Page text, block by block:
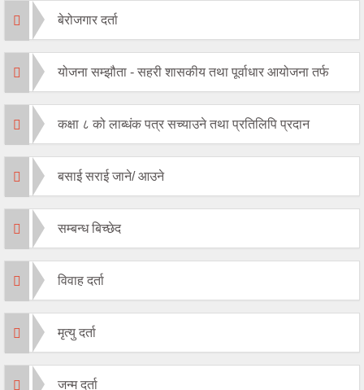
बेरोजगार दर्ता
योजना सम्झौता - सहरी शासकीय तथा पूर्वाधार आयोजना तर्फ
कक्षा ८ को लाब्धंक पत्र सच्याउने तथा प्रतिलिपि प्रदान
बसाई सराई जाने/ आउने
सम्बन्ध बिच्छेद
विवाह दर्ता
मृत्यु दर्ता
जन्म दर्ता